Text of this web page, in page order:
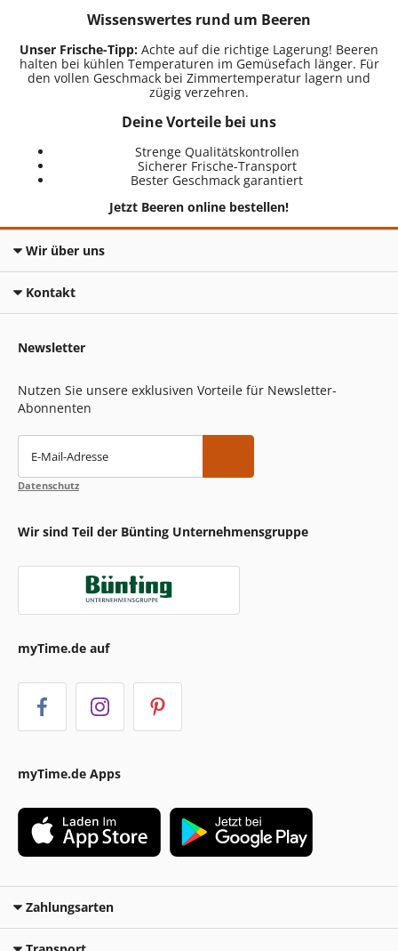
Wissenswertes rund um Beeren
Unser Frische-Tipp: Achte auf die richtige Lagerung! Beeren
halten bei kühlen Temperaturen im Gemüsefach länger. Für
den vollen Geschmack bei Zimmertemperatur lagern und
zügig verzehren.
Deine Vorteile bei uns
Strenge Qualitätskontrollen
Sicherer Frische-Transport
Bester Geschmack garantiert
Jetzt Beeren online bestellen!
Wir über uns
Kontakt
Newsletter
Nutzen Sie unsere exklusiven Vorteile für Newsletter-
Abonnenten
E-Mail-Adresse
Datenschutz
Wir sind Teil der Bünting Unternehmensgruppe
myTime.de auf
myTime.de Apps
Zahlungsarten